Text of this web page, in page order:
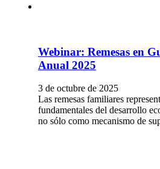
Webinar: Remesas en
Anual 2025
3 de octubre de 2025
Las remesas familiares
fundamentales del desarrollo
no sólo como mecanismo de